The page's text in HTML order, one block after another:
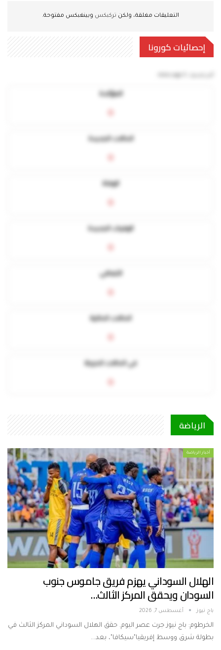
التعليقات مغلقة، ولكن تركبكس وبينغبكس مفتوحة.
إحصائيات كورونا
التعافي
في الحالات الحرجة
الرياضة
أخبار الرياضة
الهلال السوداني يهزم فريق جاموس جنوب
السودان ويحقق المركز الثالث…
باج نيوز أغسطس 7, 2026
الخرطوم: باج نيوز جرت عصر اليوم. حقق الهلال السوداني المركز الثالث في
بطولة شرق ووسط إفريقيا"سيكافا"، بعد…